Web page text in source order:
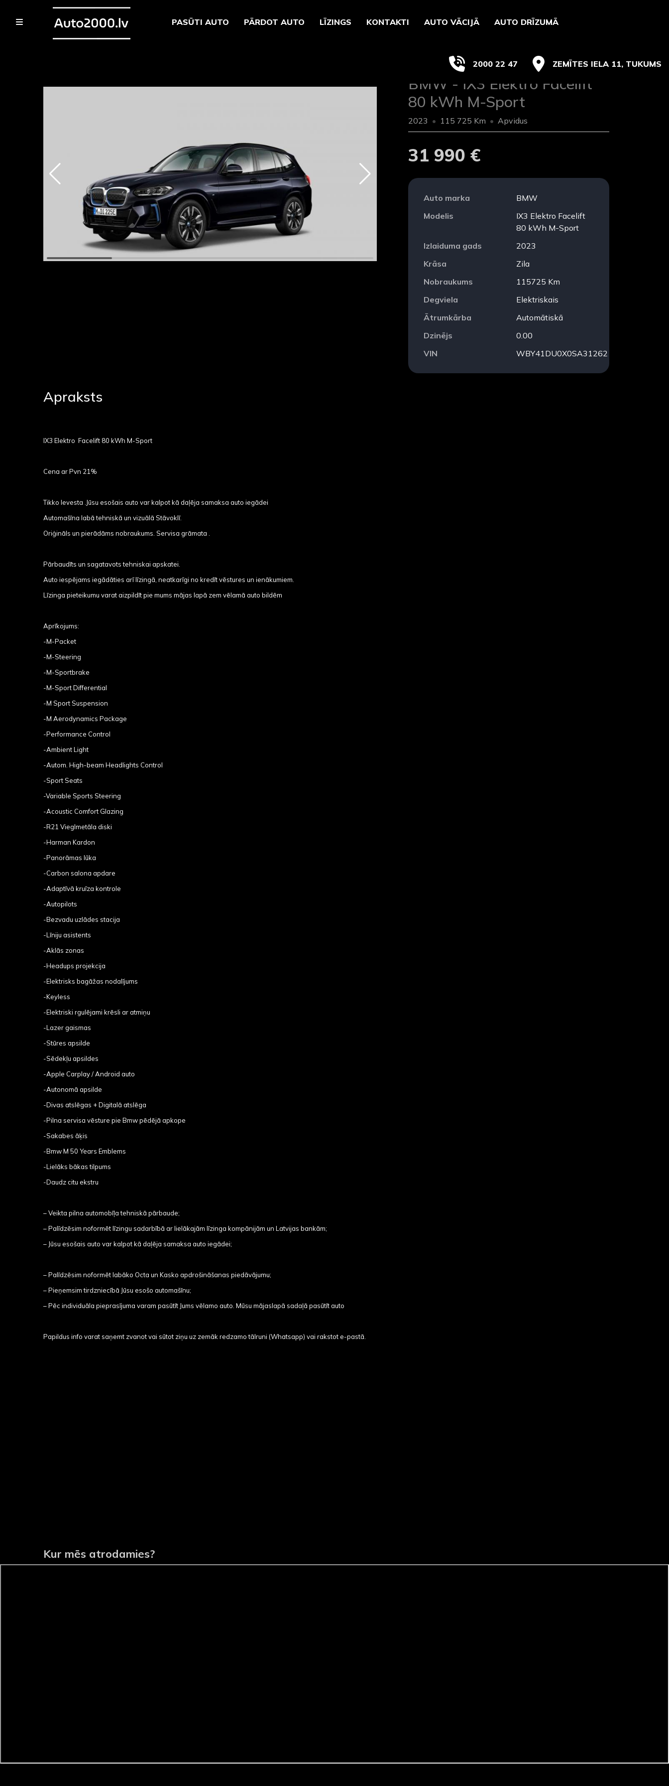
PASŪTI AUTO PĀRDOT AUTO LĪZINGS KONTAKTI AUTO VĀCIJĀ AUTO DRĪZUMĀ
2000 22 47 ZEMĪTES IELA 11, TUKUMS
BMW - IX3 Elektro Facelift
80 kWh M-Sport
2023 115 725 Km Apvidus
31 990 €
Auto marka
BMW
Modelis
IX3 Elektro Facelift
80 kWh M-Sport
Izlaiduma gads
2023
Krāsa
Zila
Nobraukums
115725 Km
Degviela
Elektriskais
Ātrumkārba
Automātiskā
Dzinējs
0.00
VIN
WBY41DU0X0SA31262
Apraksts
IX3 Elektro Facelift 80 kWh M-Sport
Cena ar Pvn 21%
Tikko Ievesta .Jūsu esošais auto var kalpot kā daļēja samaksa auto iegādei
Automašīna labā tehniskā un vizuālā Stāvoklī.
Oriģināls un pierādāms nobraukums. Servisa grāmata .
Pārbaudīts un sagatavots tehniskai apskatei.
Auto iespējams iegādāties arī līzingā, neatkarīgi no kredīt vēstures un ienākumiem.
Līzinga pieteikumu varat aizpildīt pie mums mājas lapā zem vēlamā auto bildēm
Aprīkojums:
-M-Packet
-M-Steering
-M-Sportbrake
-M-Sport Differential
-M Sport Suspension
-M Aerodynamics Package
-Performance Control
-Ambient Light
-Autom. High-beam Headlights Control
-Sport Seats
-Variable Sports Steering
-Acoustic Comfort Glazing
-R21 Vieglmetāla diski
-Harman Kardon
-Panorāmas lūka
-Carbon salona apdare
-Adaptīvā kruīza kontrole
-Autopilots
-Bezvadu uzlādes stacija
-Līniju asistents
-Aklās zonas
-Headups projekcija
-Elektrisks bagāžas nodalījums
-Keyless
-Elektriski rgulējami krēsli ar atmiņu
-Lazer gaismas
-Stūres apsilde
-Sēdekļu apsildes
-Apple Carplay / Android auto
-Autonomā apsilde
-Divas atslēgas + Digitalā atslēga
-Pilna servisa vēsture pie Bmw pēdējā apkope
-Sakabes āķis
-Bmw M 50 Years Emblems
-Lielāks bākas tilpums
-Daudz citu ekstru
– Veikta pilna automobīļa tehniskā pārbaude;
– Palīdzēsim noformēt līzingu sadarbībā ar lielākajām līzinga kompānijām un Latvijas bankām;
– Jūsu esošais auto var kalpot kā daļēja samaksa auto iegādei;
– Palīdzēsim noformēt labāko Octa un Kasko apdrošināšanas piedāvājumu;
– Pieņemsim tirdzniecībā Jūsu esošo automašīnu;
– Pēc individuāla pieprasījuma varam pasūtīt Jums vēlamo auto. Mūsu mājaslapā sadaļā pasūtīt auto
Papildus info varat saņemt zvanot vai sūtot ziņu uz zemāk redzamo tālruni (Whatsapp) vai rakstot e-pastā.
Kur mēs atrodamies?